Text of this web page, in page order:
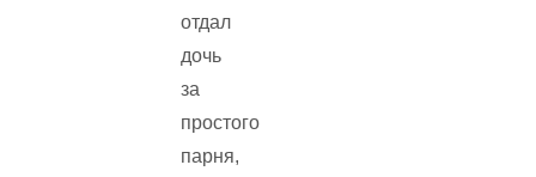
отдал
дочь
за
простого
парня,